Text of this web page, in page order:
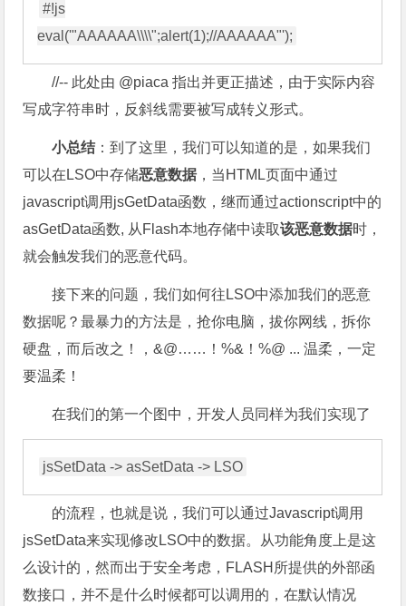
#!js
//-- 此处由 @piaca 指出并更正描述，由于实际内容
写成字符串时，反斜线需要被写成转义形式。
小总结：到了这里，我们可以知道的是，如果我们
可以在LSO中存储恶意数据，当HTML页面中通过
javascript调用jsGetData函数，继而通过actionscript中的
asGetData函数, 从Flash本地存储中读取该恶意数据时，
就会触发我们的恶意代码。
接下来的问题，我们如何往LSO中添加我们的恶意
数据呢？最暴力的方法是，抢你电脑，拔你网线，拆你
硬盘，而后改之！，&@……！%&！%@ ... 温柔，一定
要温柔！
在我们的第一个图中，开发人员同样为我们实现了
的流程，也就是说，我们可以通过Javascript调用
jsSetData来实现修改LSO中的数据。从功能角度上是这
么设计的，然而出于安全考虑，FLASH所提供的外部函
数接口，并不是什么时候都可以调用的，在默认情况